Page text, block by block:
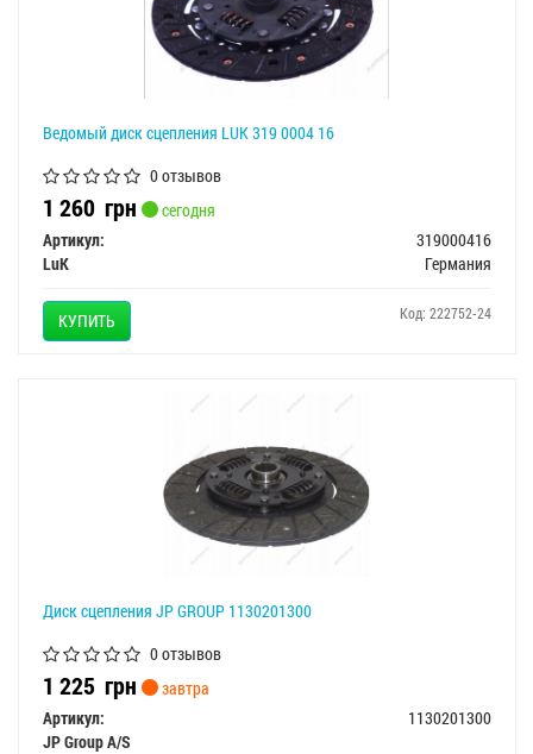
Ведомый диск сцепления LUK 319 0004 16
0 отзывов
1 260 грн
сегодня
Артикул:
319000416
LuK
Германия
КУПИТЬ Код: 222752-24
Диск сцепления JP GROUP 1130201300
0 отзывов
1 225 грн
завтра
Артикул:
1130201300
JP Group A/S